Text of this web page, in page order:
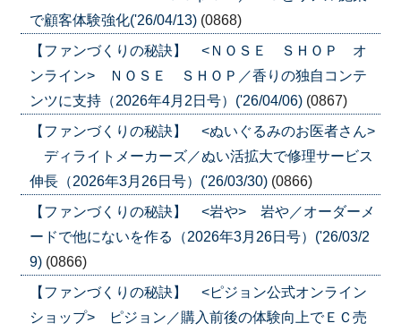
で顧客体験強化('26/04/13) (0868)
【ファンづくりの秘訣】 <ＮＯＳＥ ＳＨＯＰ オ
ンライン> ＮＯＳＥ ＳＨＯＰ／香りの独自コンテ
ンツに支持（2026年4月2日号）('26/04/06) (0867)
【ファンづくりの秘訣】 <ぬいぐるみのお医者さん>
ディライトメーカーズ／ぬい活拡大で修理サービス
伸長（2026年3月26日号）('26/03/30) (0866)
【ファンづくりの秘訣】 <岩や> 岩や／オーダーメ
ードで他にないを作る（2026年3月26日号）('26/03/2
9) (0866)
【ファンづくりの秘訣】 <ピジョン公式オンライン
ショップ> ピジョン／購入前後の体験向上でＥＣ売